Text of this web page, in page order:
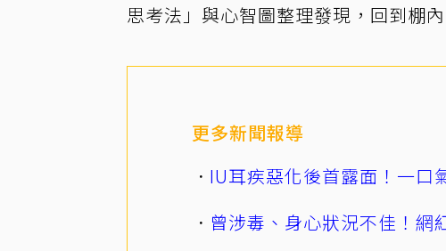
思考法」與心智圖整理發現，回到棚
更多新聞報導
IU耳疾惡化後首露面！一口
曾涉毒、身心狀況不佳！網